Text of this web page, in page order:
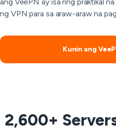
ng VPN para sa araw-araw na
Kunin ang
2,600+